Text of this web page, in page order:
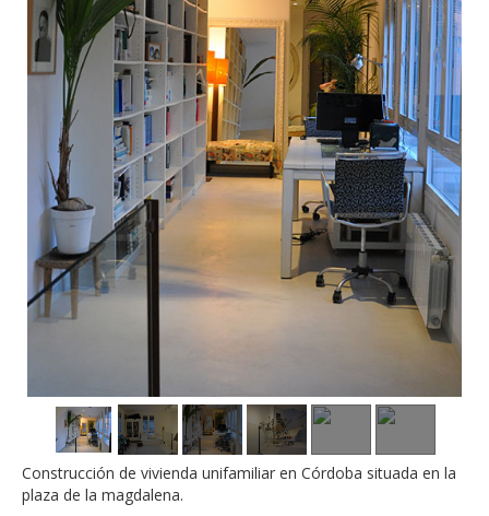
Construcción de vivienda unifamiliar en Córdoba situada en la
plaza de la magdalena.